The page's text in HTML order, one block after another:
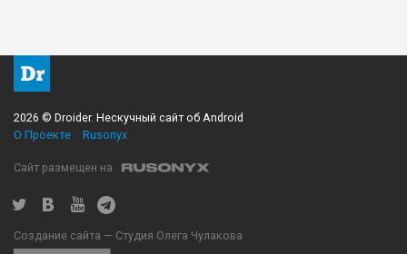
2026 © Droider. Нескучный сайт об Android
О Проекте
Rusonyx
Сайт размещен на
Создание сайта — Студия Олега Чулакова